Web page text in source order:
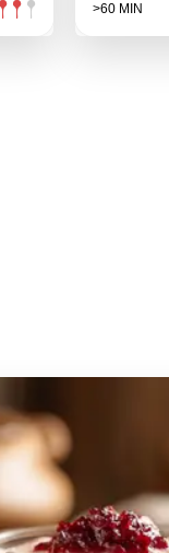
>60 MIN